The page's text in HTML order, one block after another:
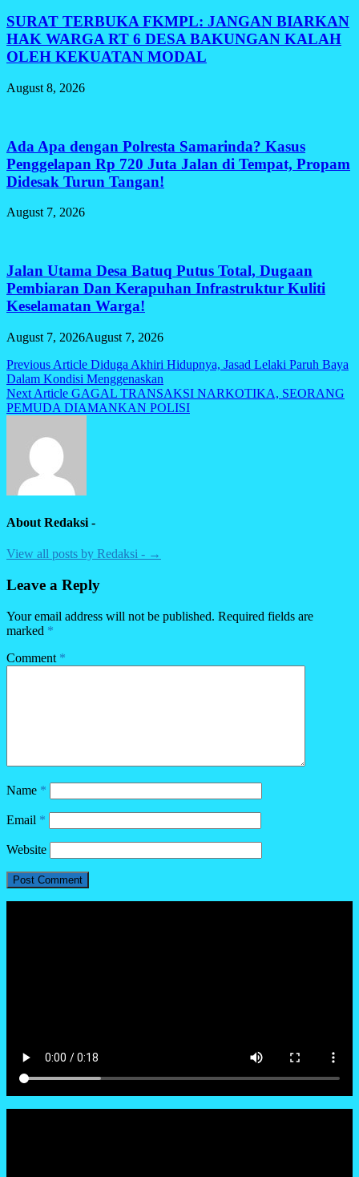
SURAT TERBUKA FKMPL: JANGAN BIARKAN
HAK WARGA RT 6 DESA BAKUNGAN KALAH
OLEH KEKUATAN MODAL
August 8, 2026
Ada Apa dengan Polresta Samarinda? Kasus
Penggelapan Rp 720 Juta Jalan di Tempat, Propam
Didesak Turun Tangan!
August 7, 2026
Jalan Utama Desa Batuq Putus Total, Dugaan
Pembiaran Dan Kerapuhan Infrastruktur Kuliti
Keselamatan Warga!
August 7, 2026August 7, 2026
Post
navigation
Previous Article Diduga Akhiri Hidupnya, Jasad Lelaki Paruh Baya
Dalam Kondisi Menggenaskan
Next Article GAGAL TRANSAKSI NARKOTIKA, SEORANG
PEMUDA DIAMANKAN POLISI
About Redaksi -
View all posts by Redaksi - →
Leave a Reply
Your email address will not be published. Required fields are
marked *
Comment *
Name *
Email *
Website